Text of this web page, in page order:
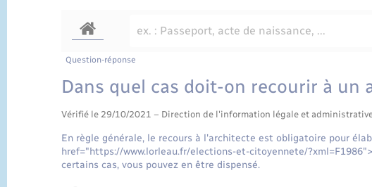
Question-réponse
Dans quel cas doit-on recourir à un
Vérifié le 29/10/2021 – Direction de l'information légale et
En règle générale, le recours à l'architecte est obligatoire pour
href="https://www.lorleau.fr/elections-et-citoyennete/
certains cas, vous pouvez en être dispensé.